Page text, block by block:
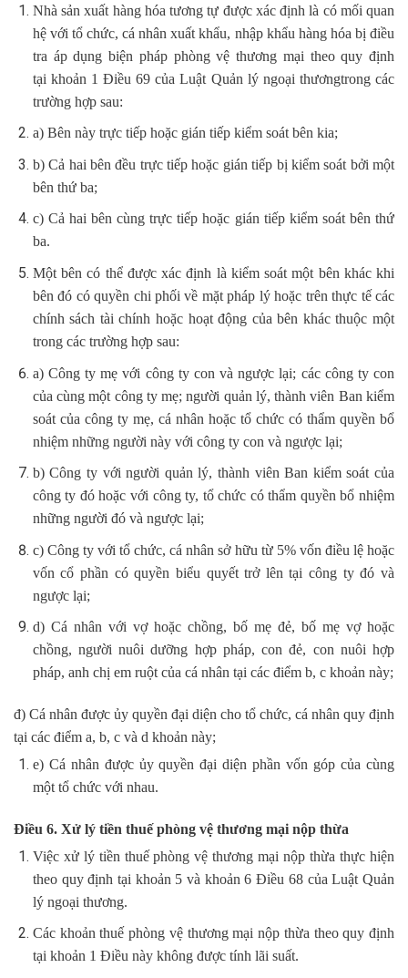
Nhà sản xuất hàng hóa tương tự được xác định là có mối quan
hệ với tổ chức, cá nhân xuất khẩu, nhập khẩu hàng hóa bị điều
tra áp dụng biện pháp phòng vệ thương mại theo quy định
tại khoản 1 Điều 69 của Luật Quản lý ngoại thươngtrong các
trường hợp sau:
a) Bên này trực tiếp hoặc gián tiếp kiểm soát bên kia;
b) Cả hai bên đều trực tiếp hoặc gián tiếp bị kiểm soát bởi một
bên thứ ba;
c) Cả hai bên cùng trực tiếp hoặc gián tiếp kiểm soát bên thứ
ba.
Một bên có thể được xác định là kiểm soát một bên khác khi
bên đó có quyền chi phối về mặt pháp lý hoặc trên thực tế các
chính sách tài chính hoặc hoạt động của bên khác thuộc một
trong các trường hợp sau:
a) Công ty mẹ với công ty con và ngược lại; các công ty con
của cùng một công ty mẹ; người quản lý, thành viên Ban kiểm
soát của công ty mẹ, cá nhân hoặc tổ chức có thẩm quyền bổ
nhiệm những người này với công ty con và ngược lại;
b) Công ty với người quản lý, thành viên Ban kiểm soát của
công ty đó hoặc với công ty, tổ chức có thẩm quyền bổ nhiệm
những người đó và ngược lại;
c) Công ty với tổ chức, cá nhân sở hữu từ 5% vốn điều lệ hoặc
vốn cổ phần có quyền biểu quyết trở lên tại công ty đó và
ngược lại;
d) Cá nhân với vợ hoặc chồng, bố mẹ đẻ, bố mẹ vợ hoặc
chồng, người nuôi dưỡng hợp pháp, con đẻ, con nuôi hợp
pháp, anh chị em ruột của cá nhân tại các điểm b, c khoản này;
đ) Cá nhân được ủy quyền đại diện cho tổ chức, cá nhân quy định
tại các điểm a, b, c và d khoản này;
e) Cá nhân được ủy quyền đại diện phần vốn góp của cùng
một tổ chức với nhau.
Điều 6. Xử lý tiền thuế phòng vệ thương mại nộp thừa
Việc xử lý tiền thuế phòng vệ thương mại nộp thừa thực hiện
theo quy định tại khoản 5 và khoản 6 Điều 68 của Luật Quản
lý ngoại thương.
Các khoản thuế phòng vệ thương mại nộp thừa theo quy định
tại khoản 1 Điều này không được tính lãi suất.